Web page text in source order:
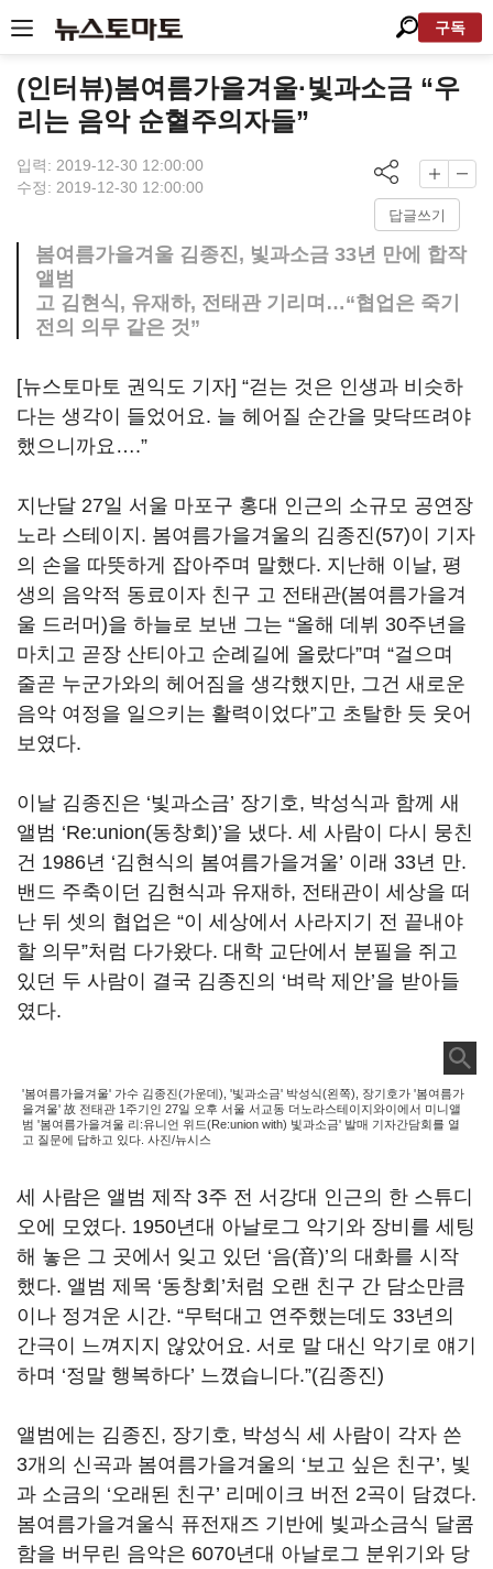
구독
(인터뷰)봄여름가을겨울·빛과소금 “우
리는 음악 순혈주의자들”
입력: 2019-12-30 12:00:00
수정: 2019-12-30 12:00:00
답글쓰기
봄여름가을겨울 김종진, 빛과소금 33년 만에 합작
앨범
고 김현식, 유재하, 전태관 기리며…“협업은 죽기
전의 의무 같은 것”
[뉴스토마토 권익도 기자] “걷는 것은 인생과 비슷하
다는 생각이 들었어요. 늘 헤어질 순간을 맞닥뜨려야
했으니까요….”
지난달 27일 서울 마포구 홍대 인근의 소규모 공연장
노라 스테이지. 봄여름가을겨울의 김종진(57)이 기자
의 손을 따뜻하게 잡아주며 말했다. 지난해 이날, 평
생의 음악적 동료이자 친구 고 전태관(봄여름가을겨
울 드러머)을 하늘로 보낸 그는 “올해 데뷔 30주년을
마치고 곧장 산티아고 순례길에 올랐다”며 “걸으며
줄곧 누군가와의 헤어짐을 생각했지만, 그건 새로운
음악 여정을 일으키는 활력이었다”고 초탈한 듯 웃어
보였다.
이날 김종진은 ‘빛과소금’ 장기호, 박성식과 함께 새
앨범 ‘Re:union(동창회)’을 냈다. 세 사람이 다시 뭉친
건 1986년 ‘김현식의 봄여름가을겨울’ 이래 33년 만.
밴드 주축이던 김현식과 유재하, 전태관이 세상을 떠
난 뒤 셋의 협업은 “이 세상에서 사라지기 전 끝내야
할 의무”처럼 다가왔다. 대학 교단에서 분필을 쥐고
있던 두 사람이 결국 김종진의 ‘벼락 제안’을 받아들
였다.
'봄여름가을겨울' 가수 김종진(가운데), '빛과소금' 박성식(왼쪽), 장기호가 '봄여름가
을겨울' 故 전태관 1주기인 27일 오후 서울 서교동 더노라스테이지와이에서 미니앨
범 '봄여름가을겨울 리:유니언 위드(Re:union with) 빛과소금' 발매 기자간담회를 열
고 질문에 답하고 있다. 사진/뉴시스
세 사람은 앨범 제작 3주 전 서강대 인근의 한 스튜디
오에 모였다. 1950년대 아날로그 악기와 장비를 세팅
해 놓은 그 곳에서 잊고 있던 ‘음(音)’의 대화를 시작
했다. 앨범 제목 ‘동창회’처럼 오랜 친구 간 담소만큼
이나 정겨운 시간. “무턱대고 연주했는데도 33년의
간극이 느껴지지 않았어요. 서로 말 대신 악기로 얘기
하며 ‘정말 행복하다’ 느꼈습니다.”(김종진)
앨범에는 김종진, 장기호, 박성식 세 사람이 각자 쓴
3개의 신곡과 봄여름가을겨울의 ‘보고 싶은 친구’, 빛
과 소금의 ‘오래된 친구’ 리메이크 버전 2곡이 담겼다.
봄여름가을겨울식 퓨전재즈 기반에 빛과소금식 달콤
함을 버무린 음악은 6070년대 아날로그 분위기와 당